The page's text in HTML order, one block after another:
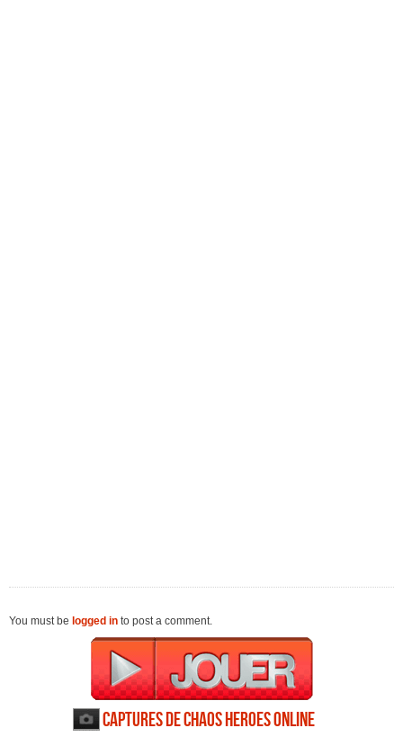
You must be logged in to post a comment.
Captures de Chaos Heroes Online